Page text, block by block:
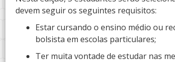
devem seguir os seguintes requisitos:
Estar cursando o ensino médio ou
bolsista em escolas particulares;
Ter muita vontade de estudar nas